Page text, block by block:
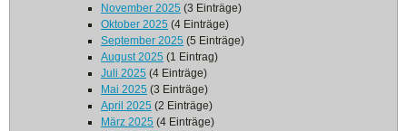
November 2025 (3 Einträge)
Oktober 2025 (4 Einträge)
September 2025 (5 Einträge)
August 2025 (1 Eintrag)
Juli 2025 (4 Einträge)
Mai 2025 (3 Einträge)
April 2025 (2 Einträge)
März 2025 (4 Einträge)